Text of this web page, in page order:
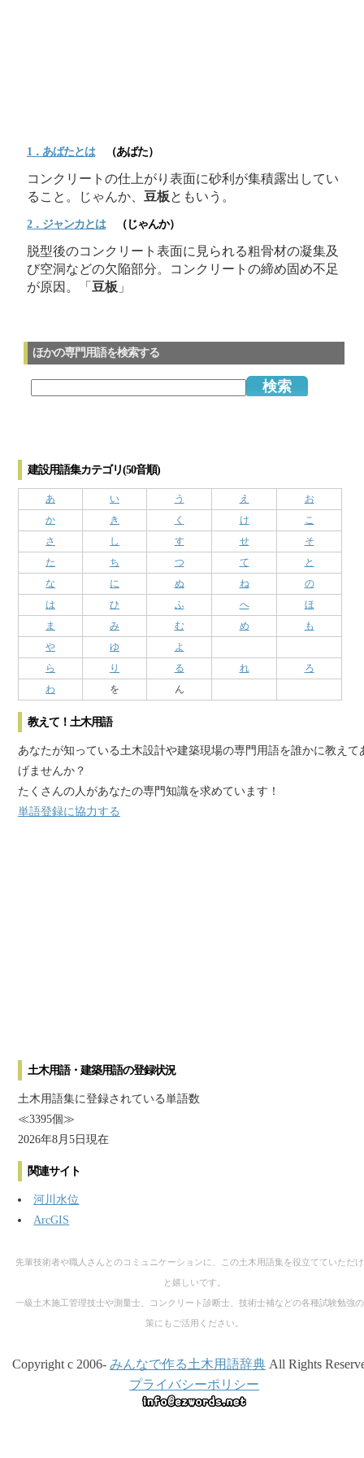
1．あばたとは（あばた）
コンクリートの仕上がり表面に砂利が集積露出してい
ること。じゃんか、 豆板ともいう。
2．ジャンカとは（じゃんか）
脱型後のコンクリート表面に見られる粗骨材の凝集及
び空洞などの欠陥部分。コンクリートの締め固め不足
が原因。「 豆板 」
ほかの専門用語を検索する
建設用語集カテゴリ(50音順)
あ い う え
お
か
き く け
こ
さ
し す せ
そ
た
ち つ て
と
な
に ぬ ね
の
は
ひ ふ へ
ほ
ま
み む め
も
や
ゆ
よ
ら
り る れ
ろ
わ
を ん
教えて！土木用語
あなたが知っている土木設計や建築現場の専門用語を誰かに教えて
げませんか？
たくさんの人があなたの専門知識を求めています！
単語登録に協力する
土木用語・建築用語の登録状況
土木用語集に登録されている単語数
≪3395個≫
2026年8月5日現在
関連サイト
河川水位
ArcGIS
先輩技術者や職人さんとのコミュニケーションに、この土木用語集を役立てていただ
と嬉しいです。
一級土木施工管理技士や測量士、コンクリート診断士、技術士補などの各種試験勉強
策にもご活用ください。
Copyright c 2006- みんなで作る土木用語辞典 All Rights
プライバシーポリシー